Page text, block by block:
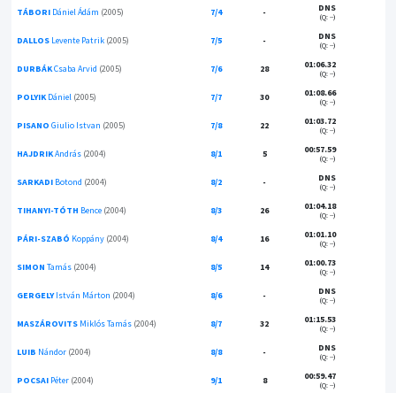
TÁBORIDániel Ádám (2005) 7/4 - DNS
(Q: --)
DALLOSLevente Patrik(2005) 7/5 - DNS
(Q: --)
DURBÁKCsaba Arvid (2005) 7/6 28 01:06.32
(Q: --)
POLYIKDániel (2005) 7/7 30 01:08.66
(Q: --)
PISANO Giulio Istvan (2005) 7/8 22 01:03.72
(Q: --)
HAJDRIKAndrás (2004) 8/1 5 00:57.59
(Q: --)
SARKADIBotond (2004) 8/2 - DNS
(Q: --)
TIHANYI-TÓTH Bence (2004) 8/3 26 01:04.18
(Q: --)
PÁRI-SZABÓ Koppány (2004) 8/4 16 01:01.10
(Q: --)
SIMON Tamás (2004) 8/5 14 01:00.73
(Q: --)
GERGELYIstván Márton (2004) 8/6 - DNS
(Q: --)
MASZÁROVITSMiklós Tamás(2004) 8/7 32 01:15.53
(Q: --)
LUIB Nándor (2004) 8/8 - DNS
(Q: --)
POCSAIPéter (2004) 9/1 8 00:59.47
(Q: --)